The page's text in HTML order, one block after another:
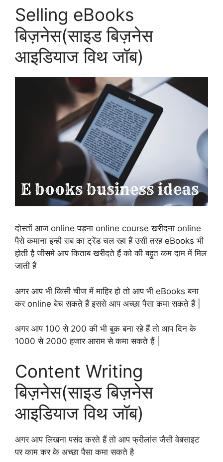
Selling eBooks
बिज़नेस(साइड बिज़नेस
आइडियाज विथ जॉब)
दोस्तों आज online पड़ना online course खरीदना online
पैसे कमाना इन्ही सब का ट्रेंड चल रहा हैं उसी तरह eBooks भी
होती है जीसमे आप किताब खरीदते हैं को की बहुत कम दाम में मिल
जाती हैं
अगर आप भी किसी चीज में माहिर हो तो आप भी eBooks बना
कर online बेच सकते हैं इससे आप अच्छा पैसा कमा सकते हैं |
अगर आप 100 से 200 की भी बुक बना रहे हैं तो आप दिन के
1000 से 2000 हजार आराम से कमा सकते हैं |
Content Writing
बिज़नेस(साइड बिज़नेस
आइडियाज विथ जॉब)
अगर आप लिखना पसंद करते हैं तो आप फ्रीलांस जैसी वेबसाइट
पर काम कर के अच्छा पैसा कमा सकते है